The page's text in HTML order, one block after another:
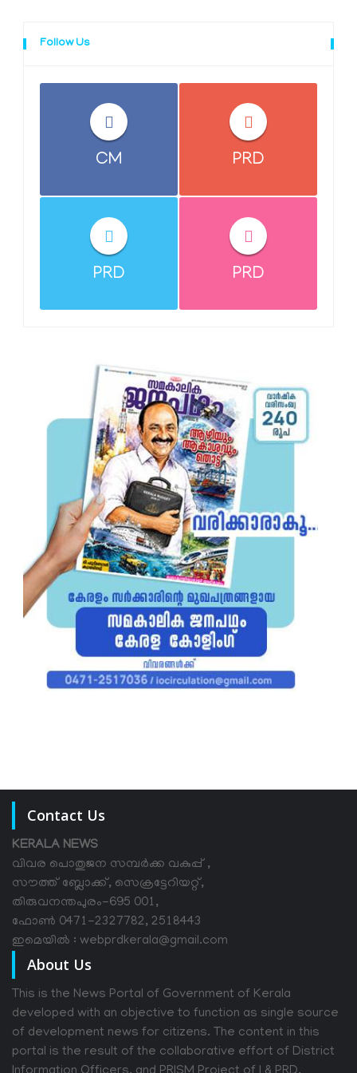
Follow Us
CM PRD
PRD PRD
Contact Us
KERALA NEWS
വിവര പൊതുജന സമ്പര്‍ക്ക വകുപ്പ് ,
സൗത്ത് ബ്ലോക്ക്, സെക്രട്ടേറിയറ്റ്,
തിരുവനന്തപുരം-695 001,
ഫോൺ 0471-2327782, 2518443
ഇമെയിൽ : webprdkerala@gmail.com
About Us
This is the News Portal of Government of Kerala
developed with an objective to function as single source
of development news for citizens. The content in this
portal is the result of the collaborative effort of District